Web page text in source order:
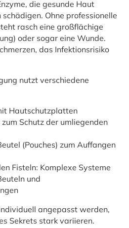
die gesunde Haut
Ohne professionelle
rasch eine großflächige
oder sogar eine Wunde.
das Infektionsrisiko
nutzt verschiedene
Hautschutzplatten
Schutz der umliegenden
(Pouches) zum Auffangen
Fisteln: Komplexe Systeme
und
angepasst werden,
Sekrets stark variieren.